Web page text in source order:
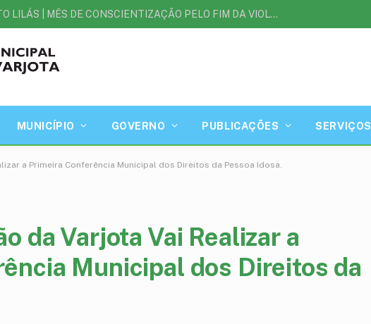
AGOSTO LILÁS | MÊS DE CONSCIENTIZAÇÃO PELO FIM DA VIOLÊNCIA CONTRA A MULHER
MUNICÍPIO GOVERNO PUBLICAÇÕES SERVIÇOS
a Primeira Conferência Municipal dos Direitos da Pessoa Idosa.
da Varjota Vai Realizar a
Municipal dos Direitos da